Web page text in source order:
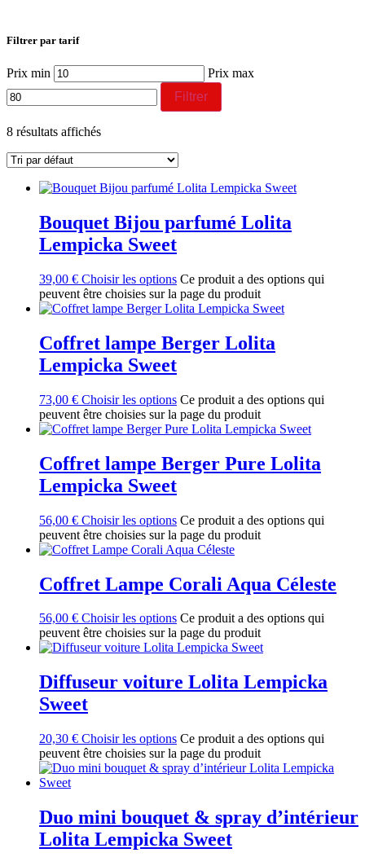
Filtrer par tarif
Prix min
Prix max
Filtrer
8 résultats affichés
Bouquet Bijou parfumé Lolita
Lempicka Sweet
39,00 € Choisir les options Ce produit a des options qui
peuvent être choisies sur la page du produit
Coffret lampe Berger Lolita
Lempicka Sweet
73,00 € Choisir les options Ce produit a des options qui
peuvent être choisies sur la page du produit
Coffret lampe Berger Pure Lolita
Lempicka Sweet
56,00 € Choisir les options Ce produit a des options qui
peuvent être choisies sur la page du produit
Coffret Lampe Corali Aqua Céleste
56,00 € Choisir les options Ce produit a des options qui
peuvent être choisies sur la page du produit
Diffuseur voiture Lolita Lempicka
Sweet
20,30 € Choisir les options Ce produit a des options qui
peuvent être choisies sur la page du produit
Duo mini bouquet & spray d’intérieur
Lolita Lempicka Sweet